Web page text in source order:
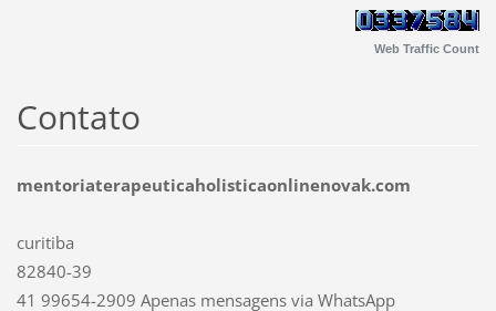
Web Traffic Count
Contato
mentoriaterapeuticaholisticaonlinenovak.com
curitiba
82840-39
41 99654-2909 Apenas mensagens via WhatsApp